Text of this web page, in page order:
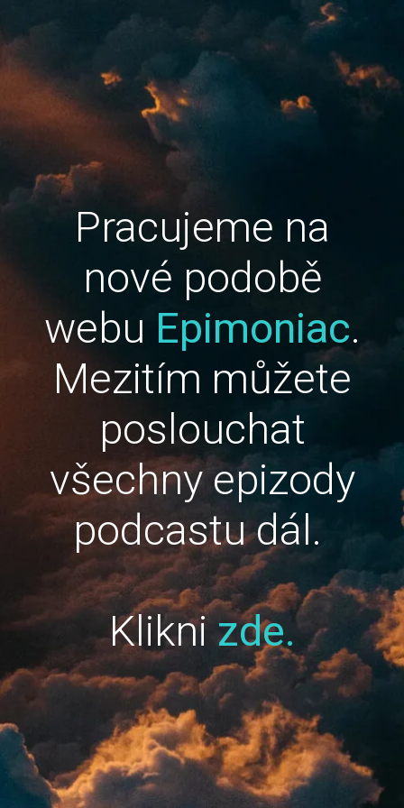
Pracujeme na
nové podobě
webu Epimoniac.
Mezitím můžete
poslouchat
všechny epizody
podcastu dál.
Kliknizde.